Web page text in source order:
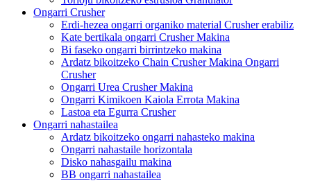
Ongarri Crusher
Erdi-hezea ongarri organiko material Crusher erabiliz
Kate bertikala ongarri Crusher Makina
Bi faseko ongarri birrintzeko makina
Ardatz bikoitzeko Chain Crusher Makina Ongarri
Crusher
Ongarri Urea Crusher Makina
Ongarri Kimikoen Kaiola Errota Makina
Lastoa eta Egurra Crusher
Ongarri nahastailea
Ardatz bikoitzeko ongarri nahasteko makina
Ongarri nahastaile horizontala
Disko nahasgailu makina
BB ongarri nahastailea